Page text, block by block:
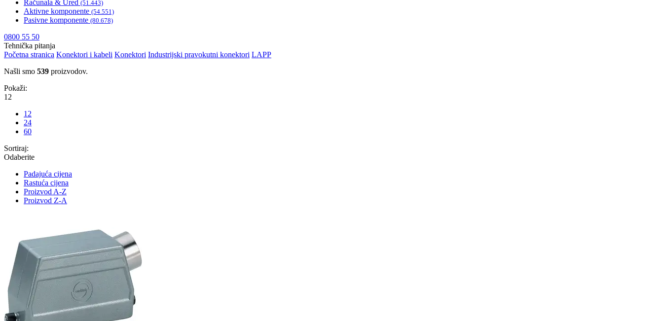
Računala & Ured (51.443)
Aktivne komponente (54.551)
Pasivne komponente (80.678)
0800 55 50
Tehnička pitanja
Početna stranica Konektori i kabeli Konektori Industrijski pravokutni konektori LAPP
Našli smo 539 proizvodov.
Pokaži:
12
12
24
60
Sortiraj:
Odaberite
Padajuća cijena
Rastuća cijena
Proizvod A-Z
Proizvod Z-A